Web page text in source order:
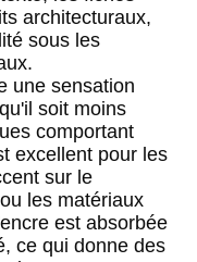
architecturaux,
sous les
une sensation
soit moins
comportant
excellent pour les
sur le
les matériaux
est absorbée
ce qui donne des